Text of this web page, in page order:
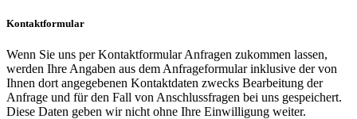
Kontaktformular
Wenn Sie uns per Kontaktformular Anfragen zukommen lassen,
werden Ihre Angaben aus dem Anfrageformular inklusive der von
Ihnen dort angegebenen Kontaktdaten zwecks Bearbeitung der
Anfrage und für den Fall von Anschlussfragen bei uns gespeichert.
Diese Daten geben wir nicht ohne Ihre Einwilligung weiter.